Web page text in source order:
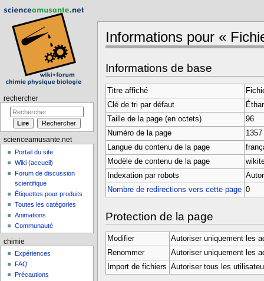
Informations pour «
Informations de base
Titre affiché
Clé de tri par défaut
Taille de la page (en octets)
96
Numéro de la page
1357
Langue du contenu de la page
Modèle de contenu de la page
Indexation par robots
Nombre de redirections vers cette page 0
Protection de la page
Modifier
Autoriser uniquement les
Renommer
Autoriser uniquement les
Import de fichiers Autoriser tous les
rechercher
scienceamusante.net
Portail du site
Wiki (accueil)
Forum de discussion
scientifique
Étiquettes pour produits
Toutes les catégories
Animations
Communauté
chimie
Expériences
FAQ
Précautions